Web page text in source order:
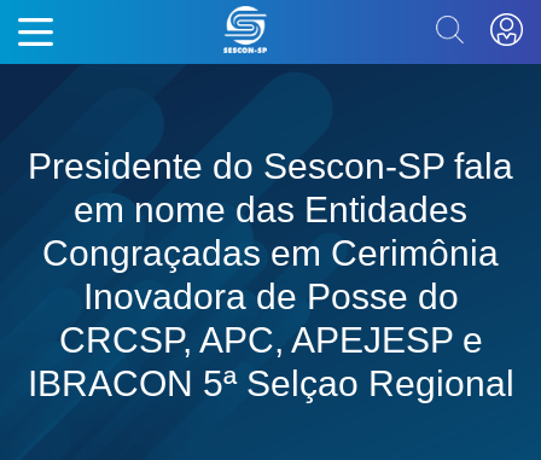
Presidente do Sescon-SP fala
em nome das Entidades
Congraçadas em Cerimônia
Inovadora de Posse do
CRCSP, APC, APEJESP e
IBRACON 5ª Selçao Regional